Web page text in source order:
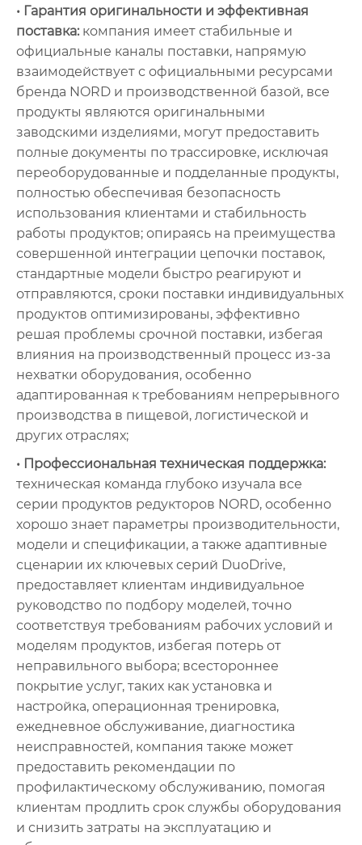
• Гарантия оригинальности и эффективная
поставка:компания имеет стабильные и
официальные каналы поставки, напрямую
взаимодействует с официальными ресурсами
бренда NORD и производственной базой, все
продукты являются оригинальными
заводскими изделиями, могут предоставить
полные документы по трассировке, исключая
переоборудованные и подделанные продукты,
полностью обеспечивая безопасность
использования клиентами и стабильность
работы продуктов; опираясь на преимущества
совершенной интеграции цепочки поставок,
стандартные модели быстро реагируют и
отправляются, сроки поставки индивидуальных
продуктов оптимизированы, эффективно
решая проблемы срочной поставки, избегая
влияния на производственный процесс из-за
нехватки оборудования, особенно
адаптированная к требованиям непрерывного
производства в пищевой, логистической и
других отраслях;
• Профессиональная техническая поддержка:
техническая команда глубоко изучала все
серии продуктов редукторов NORD, особенно
хорошо знает параметры производительности,
модели и спецификации, а также адаптивные
сценарии их ключевых серий DuoDrive,
предоставляет клиентам индивидуальное
руководство по подбору моделей, точно
соответствуя требованиям рабочих условий и
моделям продуктов, избегая потерь от
неправильного выбора; всестороннее
покрытие услуг, таких как установка и
настройка, операционная тренировка,
ежедневное обслуживание, диагностика
неисправностей, компания также может
предоставить рекомендации по
профилактическому обслуживанию, помогая
клиентам продлить срок службы оборудования
и снизить затраты на эксплуатацию и